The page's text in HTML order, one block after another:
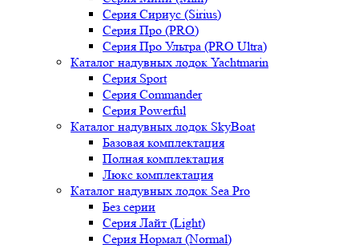
Серия Сириус (Sirius)
Серия Про (PRO)
Серия Про Ультра (PRO Ultra)
Каталог надувных лодок Yachtmarin
Серия Sport
Серия Commander
Серия Powerful
Каталог надувных лодок SkyBoat
Базовая комплектация
Полная комплектация
Люкс комплектация
Каталог надувных лодок Sea Pro
Без серии
Серия Лайт (Light)
Серия Нормал (Normal)